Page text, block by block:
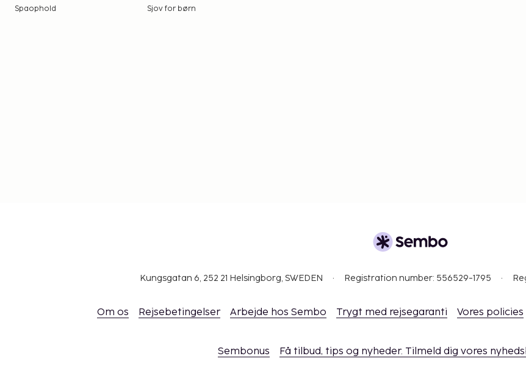
Spaophold Sjov for børn
Kungsgatan 6, 252 21 Helsingborg, SWEDEN Registration number: 556529-1795
Om os Rejsebetingelser Arbejde hos Sembo Trygt med rejsegaranti Vores policies
Sembonus Få tilbud, tips og nyheder. Tilmeld dig vores